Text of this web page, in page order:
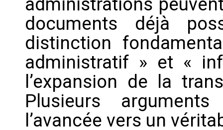
documents déjà
distinction
administratif » et «
l’expansion de la
Plusieurs
l’avancée vers un